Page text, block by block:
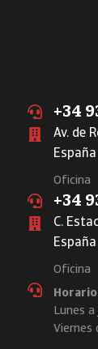
+34
Av. de
España
Oficina
+34
C.
España
Oficina
Lunes
Viernes